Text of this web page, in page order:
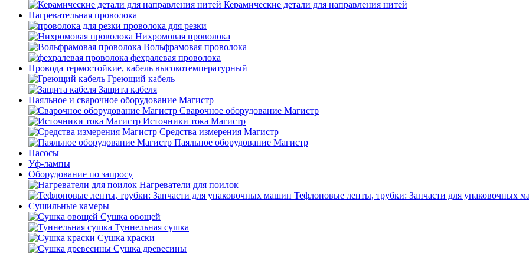
Керамические детали для направления нитей
Нагревательная проволока
проволока для резки
Нихромовая проволока
Вольфрамовая проволока
фехралевая проволока
Провода термостойкие, кабель высокотемпературный
Греющий кабель
Защита кабеля
Паяльное и сварочное оборудование Магистр
Сварочное оборудование Магистр
Источники тока Магистр
Средства измерения Магистр
Паяльное оборудование Магистр
Насосы
Уф-лампы
Оборудование по запросу
Нагреватели для поилок
Тефлоновые ленты, трубки: Запчасти для упаковочных
Сушильные камеры
Сушка овощей
Туннельная сушка
Сушка краски
Сушка древесины